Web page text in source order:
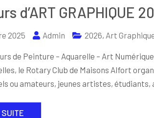
d’ART GRAPHIQUE
2025 Admin 2026, Art
de Peinture – Aquarelle – Art
le Rotary Club de Maisons Alfort
ou amateurs, jeunes artistes, étudiants,